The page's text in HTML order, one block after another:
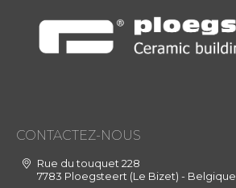
CONTACTEZ-NOUS
Rue du touquet 228
7783 Ploegsteert (Le Bizet) - Belgique